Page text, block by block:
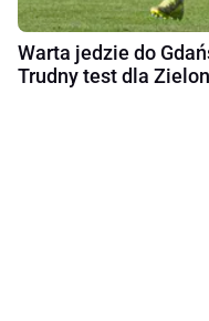
Warta jedzie do
Trudny test dla